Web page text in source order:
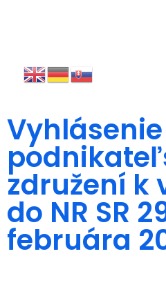
Vyhlásenie
združení k
do NR SR
februára